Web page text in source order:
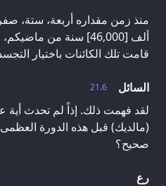
منذ زمن مقداره أربعة، ستة،
ألف [46,000] سنة من
قامت تلك الكائنات باختيار
21.6
السائل
لقد فهمت ذلك. إذاً لم تحدث أية
صحيح؟
رع